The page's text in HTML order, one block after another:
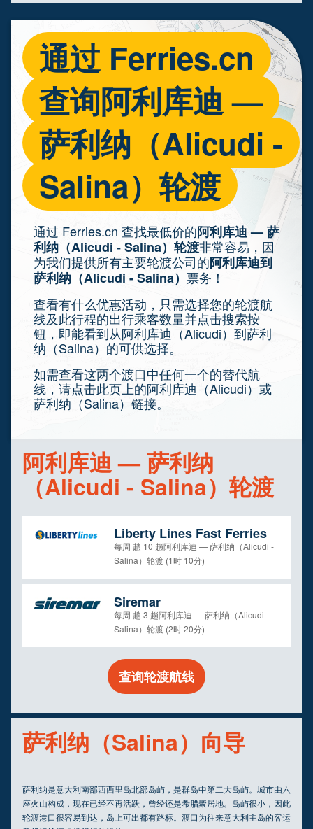
通过 Ferries.cn
查询阿利库迪 —
萨利纳（Alicudi -
Salina）轮渡
通过 Ferries.cn 查找最低价的阿利库迪 — 萨
利纳（Alicudi - Salina）轮渡非常容易，因
为我们提供所有主要轮渡公司的阿利库迪到
萨利纳（Alicudi - Salina） 票务！
查看有什么优惠活动，只需选择您的轮渡航
线及此行程的出行乘客数量并点击搜索按
钮，即能看到从阿利库迪（Alicudi）到萨利
纳（Salina）的可供选择。
如需查看这两个渡口中任何一个的替代航
线，请点击此页上的阿利库迪（Alicudi）或
萨利纳（Salina）链接。
阿利库迪 — 萨利纳
（Alicudi - Salina）轮渡
Liberty Lines Fast Ferries
每周 趟 10 趟阿利库迪 — 萨利纳（Alicudi -
Salina）轮渡 (1时 10分)
Siremar
每周 趟 3 趟阿利库迪 — 萨利纳（Alicudi -
Salina）轮渡 (2时 20分)
查询轮渡航线
萨利纳（Salina）向导
萨利纳是意大利南部西西里岛北部岛屿，是群岛中第二大岛屿。城市由六
座火山构成，现在已经不再活跃，曾经还是希腊聚居地。岛屿很小，因此
轮渡港口很容易到达，岛上可出都有路标。渡口为往来意大利主岛的客运